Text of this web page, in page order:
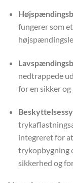
fungerer som
nedtrappede
for en sikker
integreret for
trykopbygning
sikkerhed og